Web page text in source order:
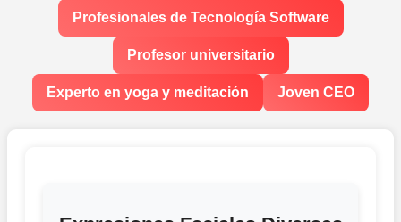
Profesionales de Tecnología Software
Profesor universitario
Experto en yoga y meditación Joven CEO